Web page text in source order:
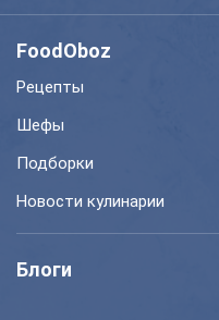
FoodOboz
Рецепты
Шефы
Подборки
Новости кулинарии
Блоги